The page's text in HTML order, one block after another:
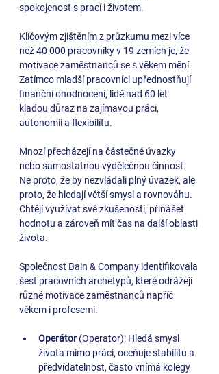
spokojenost s prací i životem.
Klíčovým zjištěním z průzkumu mezi více
než 40 000 pracovníky v 19 zemích je, že
motivace zaměstnanců se s věkem mění.
Zatímco mladší pracovníci upřednostňují
finanční ohodnocení, lidé nad 60 let
kladou důraz na zajímavou práci,
autonomii a flexibilitu.
Mnozí přecházejí na částečné úvazky
nebo samostatnou výdělečnou činnost.
Ne proto, že by nezvládali plný úvazek, ale
proto, že hledají větší smysl a rovnováhu.
Chtějí využívat své zkušenosti, přinášet
hodnotu a zároveň mít čas na další oblasti
života.
Společnost Bain & Company identifikovala
šest pracovních archetypů, které odrážejí
různé motivace zaměstnanců napříč
věkem i profesemi:
Operátor (Operator): Hledá smysl
života mimo práci, oceňuje stabilitu a
předvídatelnost, často vnímá kolegy